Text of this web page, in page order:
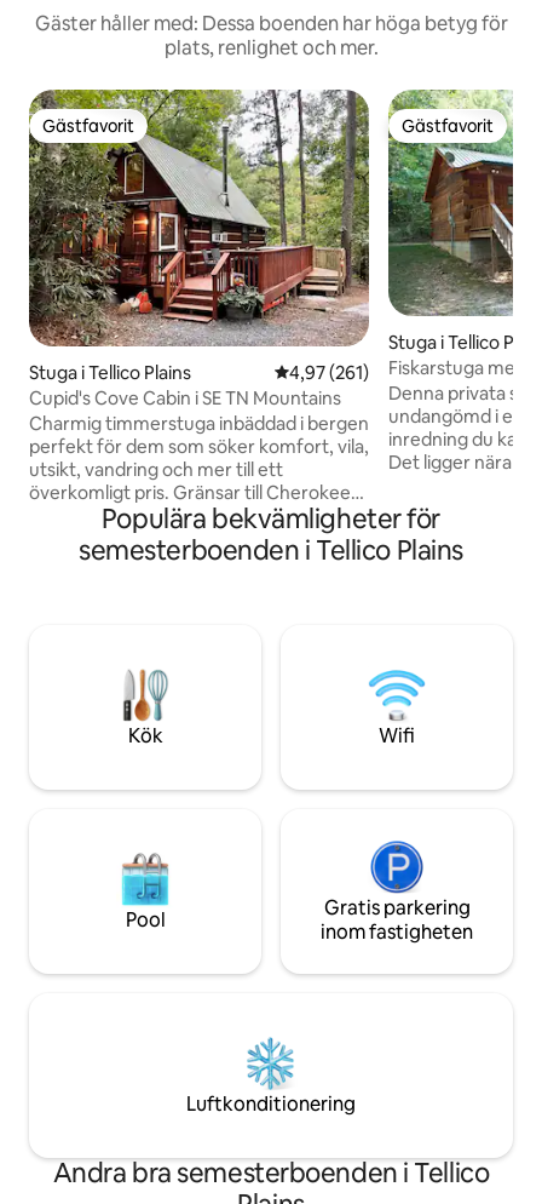
Gäster håller med: Dessa boenden har höga betyg för
plats, renlighet och mer.
Gästfavorit
Gästfavorit
Stuga i Tellico Plains 4,97 av 5 i genomsnittligt
4,97 (261)
Cupid's Cove Cabin i SE TN Mountains
Charmig timmerstuga inbäddad i bergen
perfekt för dem som söker komfort, vila,
utsikt, vandring och mer till ett
överkomligt pris. Gränsar till Cherokee
Nat'l Forest och omgiven av Unicoi
Mountains, Cupid's Cove är perfekt för
en romantisk semester, smekmånad
dollar i avgift. (2 hundar max 50 lbs INGA
KATTER) Obehörig husdjursavgift 125
Gästfavorit
Gästfavorit
Stuga i Tellico
Fiskarstuga med
Denna privata
undangömd i en
inredning du kan
Det ligger nära
elektrisk
snabbt Wi-Fi, fullt
tvättmaskin och
kommer du att
Husdjur är
Populära bekvämligheter för
semesterboenden i Tellico Plains
Kök Wifi
Pool
Gratis parkering
inom fastigheten
Luftkonditionering
Andra bra semesterboenden i Tellico